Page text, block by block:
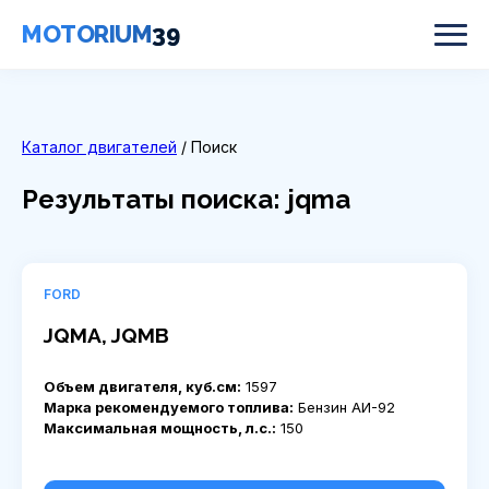
MOTORIUM39
Каталог двигателей / Поиск
Результаты поиска: jqma
FORD
JQMA, JQMB
Объем двигателя, куб.см: 1597
Марка рекомендуемого топлива: Бензин АИ-92
Максимальная мощность, л.с.: 150